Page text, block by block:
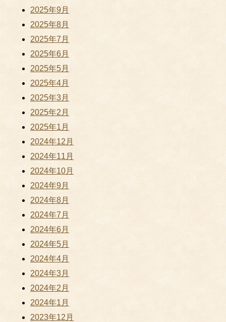
2025年9月
2025年8月
2025年7月
2025年6月
2025年5月
2025年4月
2025年3月
2025年2月
2025年1月
2024年12月
2024年11月
2024年10月
2024年9月
2024年8月
2024年7月
2024年6月
2024年5月
2024年4月
2024年3月
2024年2月
2024年1月
2023年12月